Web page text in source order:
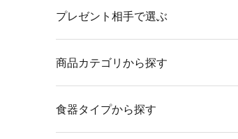
プレゼント相手で選ぶ
商品カテゴリから探す
食器タイプから探す